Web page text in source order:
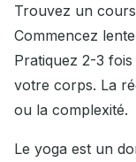
Trouvez un
Commencez
Pratiquez 2-3
votre corps. La
ou la complexité.
Le yoga est un